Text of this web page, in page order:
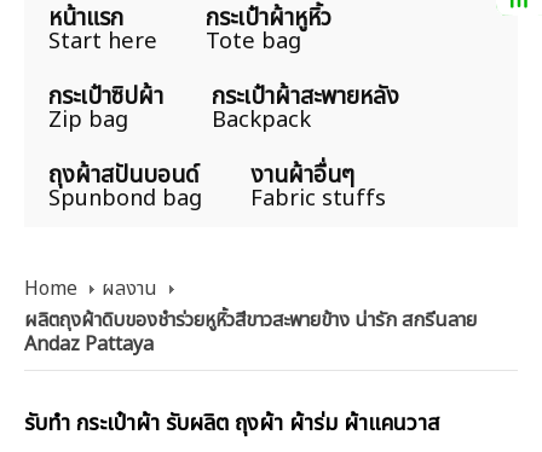
หน้าแรก
Start here
กระเป๋าผ้าหูหิ้ว
Tote bag
กระเป๋าซิปผ้า
Zip bag
กระเป๋าผ้าสะพายหลัง
Backpack
ถุงผ้าสปันบอนด์
Spunbond bag
งานผ้าอื่นๆ
Fabric stuffs
Home
ผลงาน
ผลิตถุงผ้าดิบของชำร่วยหูหิ้วสีขาวสะพายข้าง น่ารัก สกรีนลาย
Andaz Pattaya
รับทำ กระเป๋าผ้า รับผลิต ถุงผ้า ผ้าร่ม ผ้าแคนวาส